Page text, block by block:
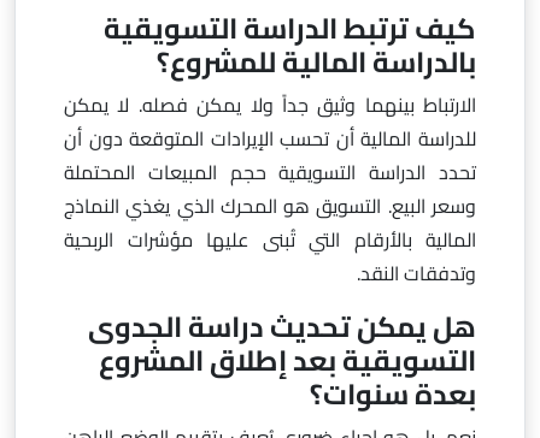
كيف ترتبط الدراسة التسويقية
بالدراسة المالية للمشروع؟
الارتباط بينهما وثيق جداً ولا يمكن فصله. لا يمكن
للدراسة المالية أن تحسب الإيرادات المتوقعة دون أن
تحدد الدراسة التسويقية حجم المبيعات المحتملة
وسعر البيع. التسويق هو المحرك الذي يغذي النماذج
المالية بالأرقام التي تُبنى عليها مؤشرات الربحية
وتدفقات النقد.
هل يمكن تحديث دراسة الجدوى
التسويقية بعد إطلاق المشروع
بعدة سنوات؟